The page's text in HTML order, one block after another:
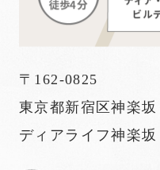
〒162-0825
東京都新宿区神楽
ディアライフ神楽